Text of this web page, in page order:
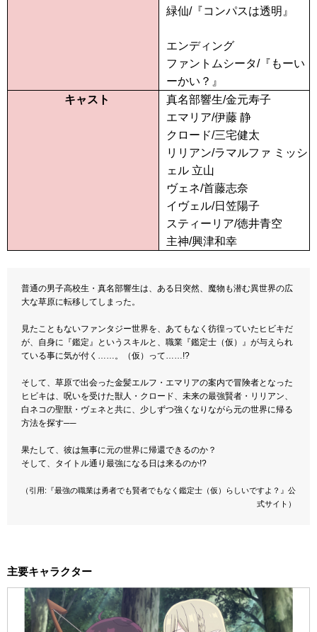
緑仙/『コンパスは透明』
エンディング
ファントムシータ/『もーい
ーかい？』
キャスト
真名部響生/金元寿子
エマリア/伊藤 静
クロード/三宅健太
リリアン/ラマルファ ミッシ
ェル 立山
ヴェネ/首藤志奈
イヴェル/日笠陽子
スティーリア/徳井青空
主神/興津和幸
普通の男子高校生・真名部響生は、ある日突然、魔物も潜む異世界の広
大な草原に転移してしまった。
見たこともないファンタジー世界を、あてもなく彷徨っていたヒビキだ
が、自身に『鑑定』というスキルと、職業『鑑定士（仮）』が与えられ
ている事に気が付く……。（仮）って……!?
そして、草原で出会った金髪エルフ・エマリアの案内で冒険者となった
ヒビキは、呪いを受けた獣人・クロード、未来の最強賢者・リリアン、
白ネコの聖獣・ヴェネと共に、少しずつ強くなりながら元の世界に帰る
方法を探す──
果たして、彼は無事に元の世界に帰還できるのか？
そして、タイトル通り最強になる日は来るのか!?
（引用:『最強の職業は勇者でも賢者でもなく鑑定士（仮）らしいですよ？』公
式サイト）
主要キャラクター